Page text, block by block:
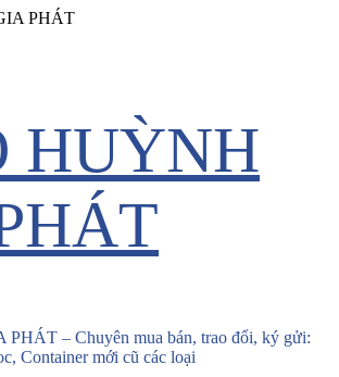
HUỲNH
– Chuyên mua bán, trao đổi, ký gửi:
Container mới cũ các loại